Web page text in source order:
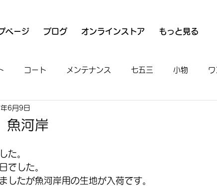
ページ ブログ オンラインストア もっと見る
コート メンテナンス 七五三 小物 ワ
魚河岸シャツ
魚河岸
6月9日
た。
でした。
したが魚河岸用の生地が入荷です。